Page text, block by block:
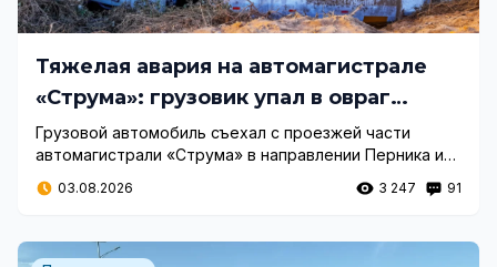
Тяжелая авария на автомагистрале
«Струма»: грузовик упал в овраг
рядом со вторым тоннелем
Грузовой автомобиль съехал с проезжей части
автомагистрали «Струма» в направлении Перника и
упал в овраг. После инцидента водитель был
доставлен в больницу.
03.08.2026 3 247 91